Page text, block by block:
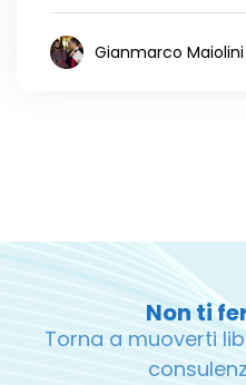
Gianmarco Maiolini
Non ti
Torna a muoverti